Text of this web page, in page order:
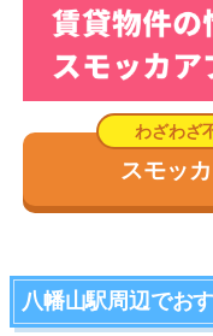
スモッ
八幡山駅周辺でお